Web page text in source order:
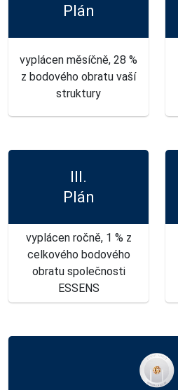
Plán
vyplácen měsíčně, 28 %
z bodového obratu vaší
struktury
III.
Plán
vyplácen ročně, 1 % z
celkového bodového
obratu společnosti
ESSENS